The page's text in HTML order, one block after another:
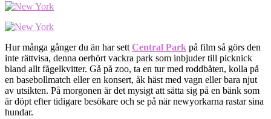
Hur många gånger du än har sett Central Park på film så görs den
inte rättvisa, denna oerhört vackra park som inbjuder till picknick
bland allt fågelkvitter. Gå på zoo, ta en tur med roddbåten, kolla på
en basebollmatch eller en konsert, åk häst med vagn eller bara njut
av utsikten. På morgonen är det mysigt att sätta sig på en bänk som
är döpt efter tidigare besökare och se på när newyorkarna rastar sina
hundar.